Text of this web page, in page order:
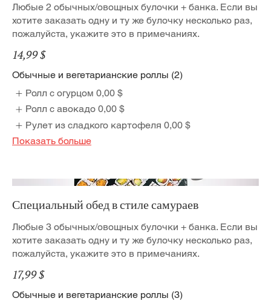
Любые 2 обычных/овощных булочки + банка. Если вы
хотите заказать одну и ту же булочку несколько раз,
пожалуйста, укажите это в примечаниях.
14,99 $
Обычные и вегетарианские роллы (2)
Ролл с огурцом 0,00 $
Ролл с авокадо 0,00 $
Рулет из сладкого картофеля 0,00 $
Показать больше
Специальный обед в стиле самураев
Любые 3 обычных/овощных булочки + банка. Если вы
хотите заказать одну и ту же булочку несколько раз,
пожалуйста, укажите это в примечаниях.
17,99 $
Обычные и вегетарианские роллы (3)